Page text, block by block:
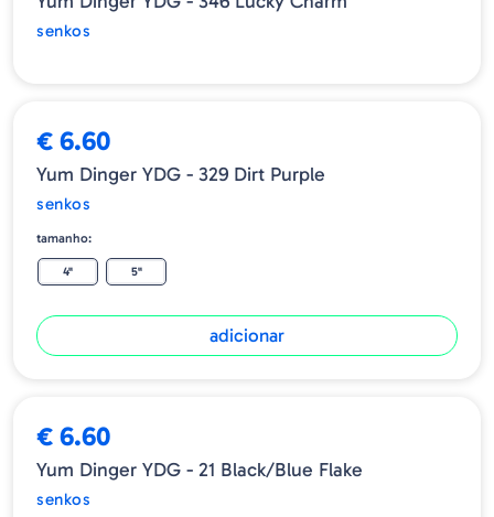
senkos
€ 6.60
Yum Dinger YDG - 329 Dirt Purple
senkos
tamanho:
4" 5"
adicionar
€ 6.60
Yum Dinger YDG - 21 Black/Blue Flake
senkos